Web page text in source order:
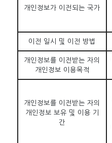
개인정보가 이전되는 국가
이전 일시 및 이전 방법
개인정보를 이전받는 자의
개인정보 이용목적
개인정보를 이전받는 자의
개인정보 보유 및 이용 기
간